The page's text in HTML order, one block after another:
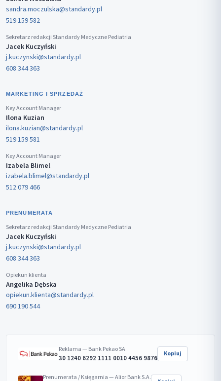
sandra.moczulska@standardy.pl
519 159 582
Sekretarz redakcji Standardy Medyczne Pediatria
Jacek Kuczyński
j.kuczynski@standardy.pl
608 344 363
MARKETING I SPRZEDAŻ
Key Account Manager
Ilona Kuzian
ilona.kuzian@standardy.pl
519 159 581
Key Account Manager
Izabela Blimel
izabela.blimel@standardy.pl
512 079 466
PRENUMERATA
Sekretarz redakcji Standardy Medyczne Pediatria
Jacek Kuczyński
j.kuczynski@standardy.pl
608 344 363
Opiekun klienta
Angelika Dębska
opiekun.klienta@standardy.pl
690 190 544
Reklama — Bank Pekao SA
30 1240 6292 1111 0010 4456 9876 Kopiuj
Prenumerata / Księgarnia — Alior Bank S.A.